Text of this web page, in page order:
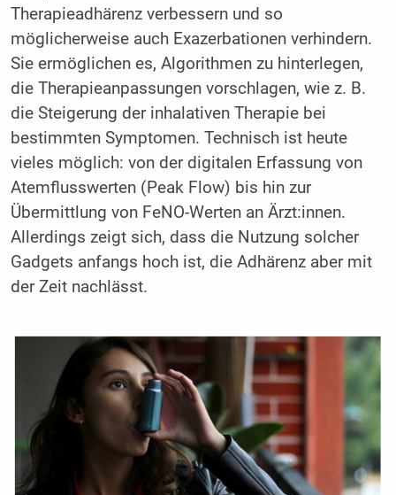
Therapieadhärenz verbessern und so
möglicherweise auch Exazerbationen verhindern.
Sie ermöglichen es, Algorithmen zu hinterlegen,
die Therapieanpassungen vorschlagen, wie z. B.
die Steigerung der inhalativen Therapie bei
bestimmten Symptomen. Technisch ist heute
vieles möglich: von der digitalen Erfassung von
Atemflusswerten (Peak Flow) bis hin zur
Übermittlung von FeNO-Werten an Ärzt:innen.
Allerdings zeigt sich, dass die Nutzung solcher
Gadgets anfangs hoch ist, die Adhärenz aber mit
der Zeit nachlässt.